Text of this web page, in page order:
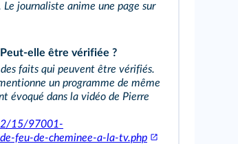
journaliste anime une page sur
être vérifiée ?
faits qui peuvent être vérifiés.
un programme de même
évoqué dans la vidéo de Pierre
15/97001-
feu-de-cheminee-a-la-tv.php